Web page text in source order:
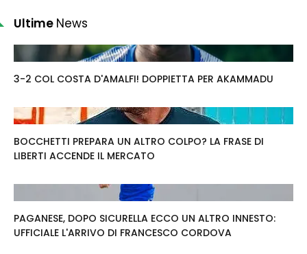
Ultime News
3-2 COL COSTA D'AMALFI! DOPPIETTA PER AKAMMADU
BOCCHETTI PREPARA UN ALTRO COLPO? LA FRASE DI
LIBERTI ACCENDE IL MERCATO
PAGANESE, DOPO SICURELLA ECCO UN ALTRO INNESTO:
UFFICIALE L'ARRIVO DI FRANCESCO CORDOVA